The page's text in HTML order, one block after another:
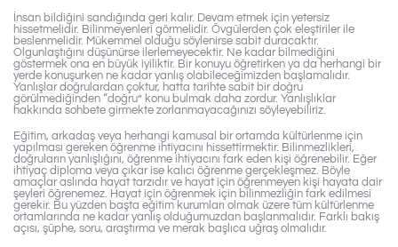
İnsan bildiğini sandığında geri kalır. Devam etmek için yetersiz
hissetmelidir. Bilinmeyenleri görmelidir. Övgülerden çok eleştiriler ile
beslenmelidir. Mükemmel olduğu söylenirse sabit duracaktır.
Olgunlaştığını düşünürse ilerlemeyecektir. Ne kadar bilmediğini
göstermek ona en büyük iyiliktir. Bir konuyu öğretirken ya da herhangi bir
yerde konuşurken ne kadar yanlış olabileceğimizden başlamalıdır.
Yanlışlar doğrulardan çoktur, hatta tarihte sabit bir doğru
görülmediğinden “doğru” konu bulmak daha zordur. Yanlışlıklar
hakkında sohbete girmekte zorlanmayacağınızı söyleyebiliriz.
Eğitim, arkadaş veya herhangi kamusal bir ortamda kültürlenme için
yapılması gereken öğrenme ihtiyacını hissettirmektir. Bilinmezlikleri,
doğruların yanlışlığını, öğrenme ihtiyacını fark eden kişi öğrenebilir. Eğer
ihtiyaç diploma veya çıkar ise kalıcı öğrenme gerçekleşmez. Böyle
amaçlar aslında hayat tarzıdır ve hayat için öğrenmeyen kişi hayata dair
şeyleri öğrenemez. Hayat için öğrenmek için bilinmezliğin fark edilmesi
gerekir. Bu yüzden başta eğitim kurumları olmak üzere tüm kültürlenme
ortamlarında ne kadar yanlış olduğumuzdan başlanmalıdır. Farklı bakış
açısı, şüphe, soru, araştırma ve merak başlıca uğraş olmalıdır.